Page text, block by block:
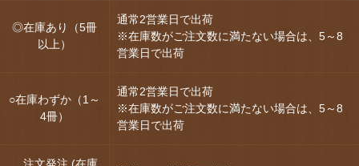
◎在庫あり（5冊
以上）
通常2営業日で出荷
※在庫数がご注文数に満たない場合は、5～8
営業日で出荷
○在庫わずか（1～
4冊）
通常2営業日で出荷
※在庫数がご注文数に満たない場合は、5～8
営業日で出荷
注文発注 (在庫